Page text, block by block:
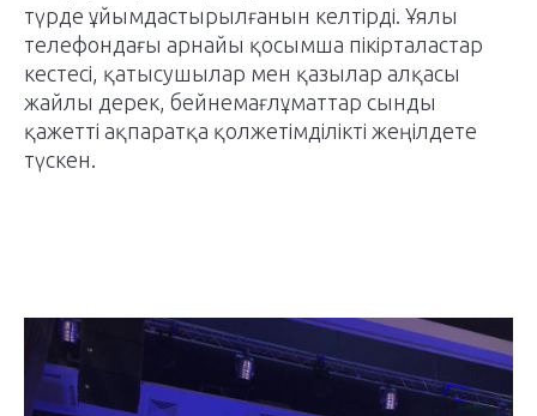
түрде ұйымдастырылғанын келтірді. Ұялы
телефондағы арнайы қосымша пікірталастар
кестесі, қатысушылар мен қазылар алқасы
жайлы дерек, бейнемағлұматтар сынды
қажетті ақпаратқа қолжетімділікті жеңілдете
түскен.